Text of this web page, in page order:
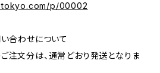
p/00002
合わせについて
注文分は、通常どおり発送となりま